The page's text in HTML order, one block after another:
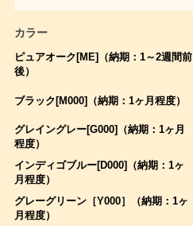
カラー
ピュアオーク[ME]（納期：1～2週間前
後）
ブラック[M000]（納期：1ヶ月程度）
グレイングレー[G000]（納期：1ヶ月
程度）
インディゴブルー[D000]（納期：1ヶ
月程度）
グレーグリーン［Y000］（納期：1ヶ
月程度）